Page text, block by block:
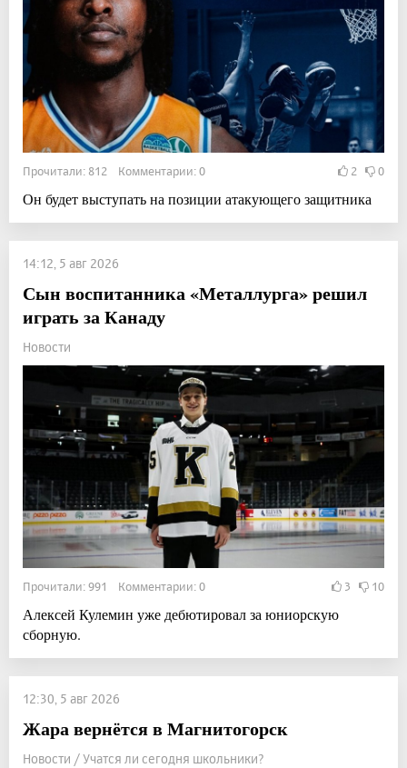
Прочитали: 812 Комментарии: 0 2 0
Он будет выступать на позиции атакующего защитника
14:12, 5 авг 2026
Сын воспитанника «Металлурга» решил
играть за Канаду
Новости
Прочитали: 991 Комментарии: 0 3 10
Алексей Кулемин уже дебютировал за юниорскую
сборную.
12:30, 5 авг 2026
Жара вернётся в Магнитогорск
Новости / Учатся ли сегодня школьники?